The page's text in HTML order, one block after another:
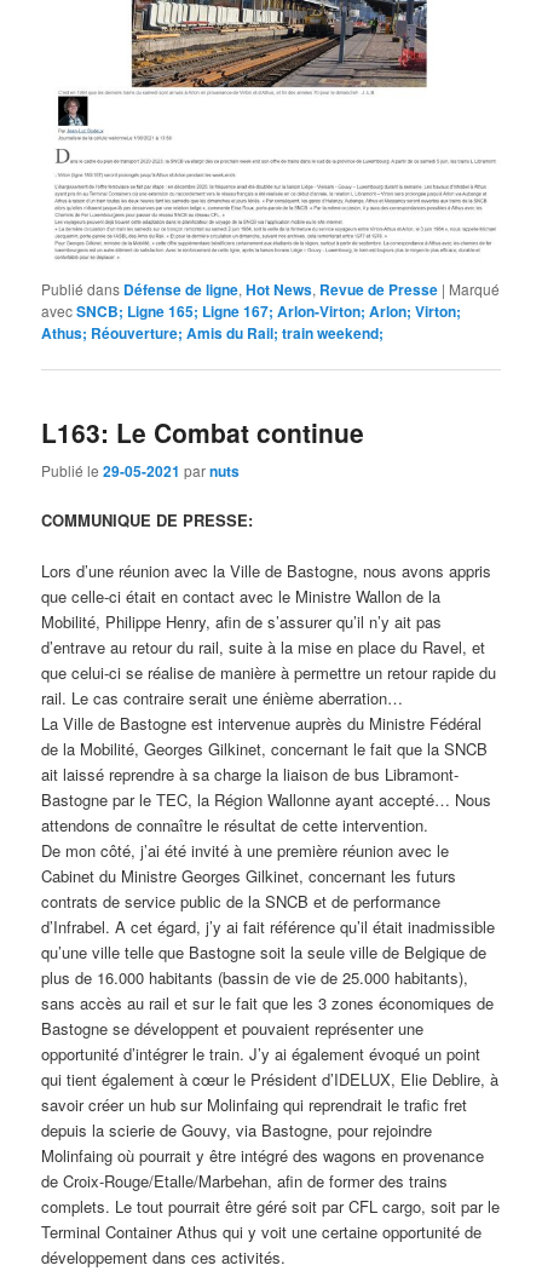
Publié dans Défense de ligne,Hot News, Revue de Presse | Marqué
avecSNCB; Ligne 165; Ligne 167; Arlon-Virton; Arlon; Virton;
Athus; Réouverture; Amis du Rail; train weekend;
L163: Le Combat continue
Publié le29-05-2021 parnuts
COMMUNIQUE DE PRESSE:
Lors d’une réunion avec la Ville de Bastogne, nous avons appris
que celle-ci était en contact avec le Ministre Wallon de la
Mobilité, Philippe Henry, afin de s’assurer qu’il n’y ait pas
d’entrave au retour du rail, suite à la mise en place du Ravel, et
que celui-ci se réalise de manière à permettre un retour rapide du
rail. Le cas contraire serait une énième aberration…
La Ville de Bastogne est intervenue auprès du Ministre Fédéral
de la Mobilité, Georges Gilkinet, concernant le fait que la SNCB
ait laissé reprendre à sa charge la liaison de bus Libramont-
Bastogne par le TEC, la Région Wallonne ayant accepté… Nous
attendons de connaître le résultat de cette intervention.
De mon côté, j’ai été invité à une première réunion avec le
Cabinet du Ministre Georges Gilkinet, concernant les futurs
contrats de service public de la SNCB et de performance
d’Infrabel. A cet égard, j’y ai fait référence qu’il était inadmissible
qu’une ville telle que Bastogne soit la seule ville de Belgique de
plus de 16.000 habitants (bassin de vie de 25.000 habitants),
sans accès au rail et sur le fait que les 3 zones économiques de
Bastogne se développent et pouvaient représenter une
opportunité d’intégrer le train. J’y ai également évoqué un point
qui tient également à cœur le Président d’IDELUX, Elie Deblire, à
savoir créer un hub sur Molinfaing qui reprendrait le trafic fret
depuis la scierie de Gouvy, via Bastogne, pour rejoindre
Molinfaing où pourrait y être intégré des wagons en provenance
de Croix-Rouge/Etalle/Marbehan, afin de former des trains
complets. Le tout pourrait être géré soit par CFL cargo, soit par le
Terminal Container Athus qui y voit une certaine opportunité de
développement dans ces activités.